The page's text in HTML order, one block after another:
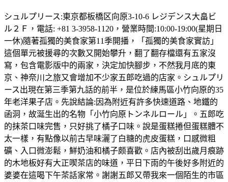
シュルプリース:東京都板橋区向原3-10-6 レジデンス大畠ビ
ル２Ｆ，電話: +81 3-3958-1120，營業時間:10:00-19:00(星期日
一休)隨著孤獨的美食家第11季開播，「孤獨的美食家實訪」
這個單元被援尋的次數又開始攀升，翻了翻存檔還有五家沒
寫，包含電影版中的兩家，決定加快腳步，不然我月底的東
京、神奈川之旅又會增加不少家五郎吃過的店家。シュルプリ
ース出現在第三季第九話的前半，是位於練馬區小竹向原的35
年老洋果子店。先說結論:因為附近有許多快速道路、地鐵的
函洞，故涎生出的名物「小竹向原トンネルロール」。五郎吃
的抹茶口味完售，只好挑了橘子口味。說是蛋糕捲但蛋糕體不
太一樣，有點像以前古早味灑了白糖的虎皮蛋糕，口感微粗
礦、入口微澎鬆，鮮奶油和橘子颇喜歡。店內被刮出歲月痕跡
的木地板好有大正喫茶店的味道，平日下雨的午後好多附近的
婆婆在這喝下午茶話家常。謝謝五郎又帶我來一個陌生的市區